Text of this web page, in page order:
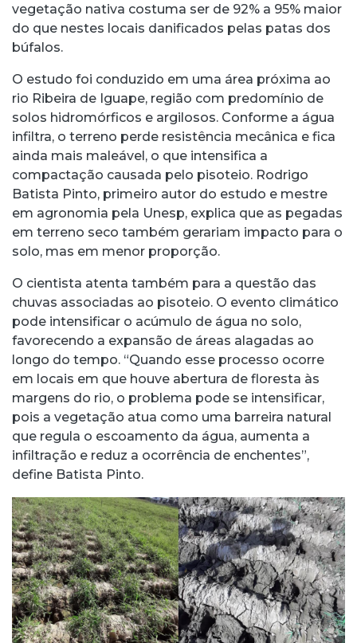
vegetação nativa costuma ser de 92% a 95% maior
do que nestes locais danificados pelas patas dos
búfalos.
O estudo foi conduzido em uma área próxima ao
rio Ribeira de Iguape, região com predomínio de
solos hidromórficos e argilosos. Conforme a água
infiltra, o terreno perde resistência mecânica e fica
ainda mais maleável, o que intensifica a
compactação causada pelo pisoteio. Rodrigo
Batista Pinto, primeiro autor do estudo e mestre
em agronomia pela Unesp, explica que as pegadas
em terreno seco também gerariam impacto para o
solo, mas em menor proporção.
O cientista atenta também para a questão das
chuvas associadas ao pisoteio. O evento climático
pode intensificar o acúmulo de água no solo,
favorecendo a expansão de áreas alagadas ao
longo do tempo. “Quando esse processo ocorre
em locais em que houve abertura de floresta às
margens do rio, o problema pode se intensificar,
pois a vegetação atua como uma barreira natural
que regula o escoamento da água, aumenta a
infiltração e reduz a ocorrência de enchentes”,
define Batista Pinto.